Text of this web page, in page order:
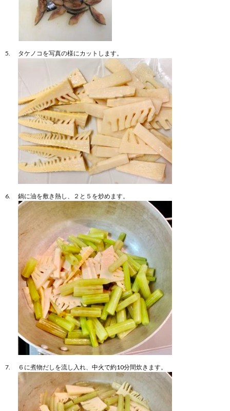
タケノコを写真の様にカットします。
鍋に油を敷き熱し、２と５を炒めます。
６に煮物だしを流し入れ、 中火で約10分間炊きます。